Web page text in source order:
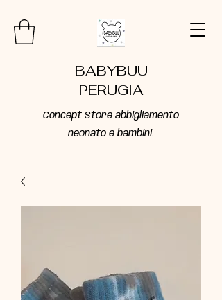
BABYBUU
PERUGIA
Concept Store abbigliamento
neonato e bambini.